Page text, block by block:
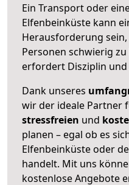
Ein Transport oder
Elfenbeinküste kann
Herausforderung
Personen schwierig
erfordert Disziplin
Dank unseres
wir der ideale Partner
stressfreien und
planen – egal ob es
Elfenbeinküste oder
handelt. Mit uns
kostenlose Angebote